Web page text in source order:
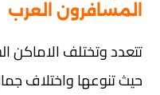
المسافرون العرب
تتعدد وتختلف الاماكن
حيث تنوعها واختلاف